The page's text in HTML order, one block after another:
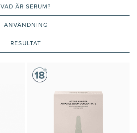
VAD ÄR SERUM?
ANVÄNDNING
RESULTAT